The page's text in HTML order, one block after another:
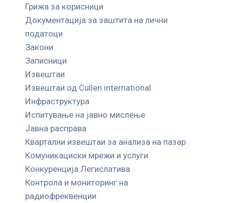
Грижа за корисници
Документација за заштита на лични
податоци
Закони
Записници
Извештаи
Извештаи од Cullen international
Инфраструктура
Испитување на јавно мислење
Јавна расправа
Квартални извештаи за анализа на пазар
Комуникациски мрежи и услуги
Конкуренција Легислатива
Контрола и мониторинг на
радиофреквенции